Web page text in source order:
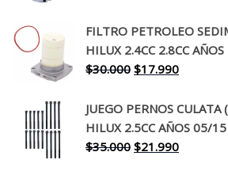
original
era:
$260.000.
actual
es:
FILTRO PETROLEO
HILUX 2.4CC 2.8CC
$30.000 El
original
era:
$30.000.
$17.990El
actual
es:
$17.990.
JUEGO PERNOS
HILUX 2.5CC AÑOS 05/15
$35.000 El
$21.990El